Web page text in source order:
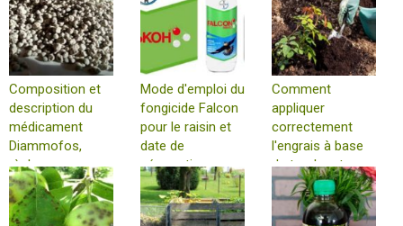
Composition et
description du
médicament
Diammofos,
règles
d'utilisation au
jardin
Mode d'emploi du
fongicide Falcon
pour le raisin et
date de
péremption
Comment
appliquer
correctement
l'engrais à base
de tourbe et
pourquoi il est
nécessaire